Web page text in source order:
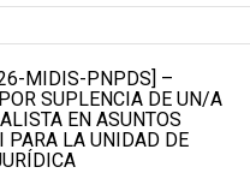
MIDIS-PNPDS] –
SUPLENCIA DE UN/A
EN ASUNTOS
PARA LA UNIDAD DE